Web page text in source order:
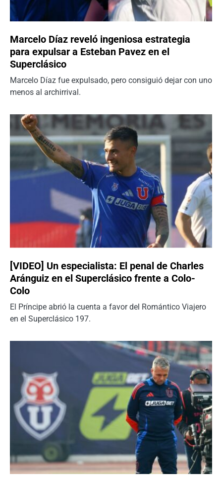
Marcelo Díaz reveló ingeniosa estrategia
para expulsar a Esteban Pavez en el
Superclásico
Marcelo Díaz fue expulsado, pero consiguió dejar con uno
menos al archirrival.
[VIDEO] Un especialista: El penal de Charles
Aránguiz en el Superclásico frente a Colo-
Colo
El Príncipe abrió la cuenta a favor del Romántico Viajero
en el Superclásico 197.